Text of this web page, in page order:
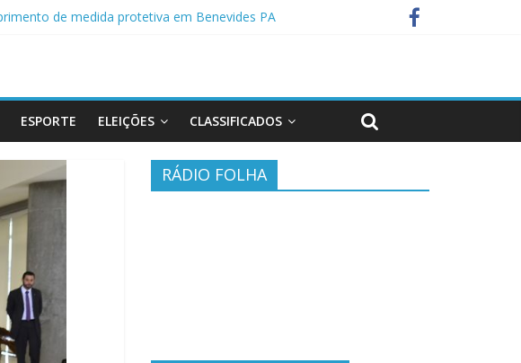
no Marajó
em assassinato de casal em Anapu
em Marituba
ESPORTE ELEIÇÕES CLASSIFICADOS
RÁDIO FOLHA